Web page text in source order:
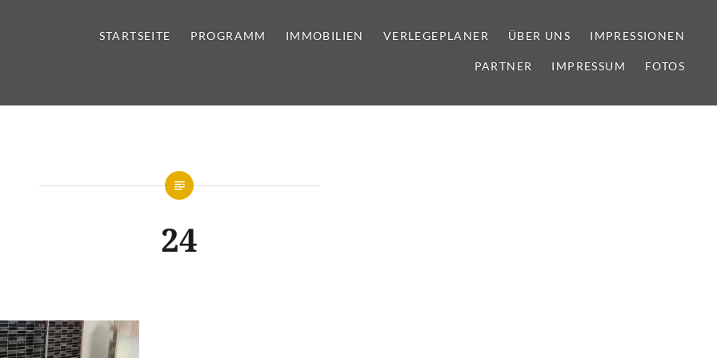
| Sanitär | Immobilien
STARTSEITE PROGRAMM IMMOBILIEN VERLEGEPLANER ÜBER UNS IMPRESSIONEN
PARTNER IMPRESSUM FOTOS
24